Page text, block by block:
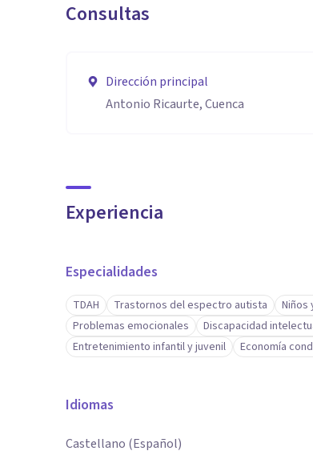
Consultas
Dirección principal
Antonio Ricaurte, Cuenca
Experiencia
Especialidades
TDAH Trastornos del espectro autista Niños
Problemas emocionales
Discapacidad
Entretenimiento infantil y juvenil
Economía
Idiomas
Castellano (Español)